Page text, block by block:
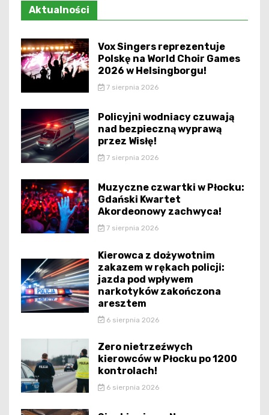
Aktualności
Vox Singers reprezentuje
Polskę na World Choir Games
2026 w Helsingborgu!
7 sierpnia 2026
Policyjni wodniacy czuwają
nad bezpieczną wyprawą
przez Wisłę!
7 sierpnia 2026
Muzyczne czwartki w Płocku:
Gdański Kwartet
Akordeonowy zachwyca!
7 sierpnia 2026
Kierowca z dożywotnim
zakazem w rękach policji:
jazda pod wpływem
narkotyków zakończona
aresztem
6 sierpnia 2026
Zero nietrzeźwych
kierowców w Płocku po 1200
kontrolach!
6 sierpnia 2026